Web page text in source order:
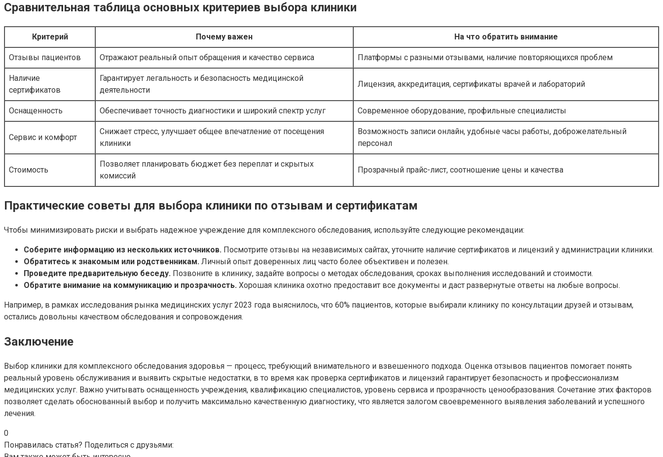
Сравнительная таблица основных критериев выбора клиники
Критерий Почему важен На что обратить внимание
Отзывы пациентов Отражают реальный опыт обращения и качество сервиса Платформы с разными отзывами, наличие повторяющихся проблем
Наличие
сертификатов
Гарантирует легальность и безопасность медицинской
деятельности
Лицензия, аккредитация, сертификаты врачей и лабораторий
Оснащенность Обеспечивает точность диагностики и широкий спектр услуг Современное оборудование, профильные специалисты
Сервис и комфорт
Снижает стресс, улучшает общее впечатление от посещения
клиники
Возможность записи онлайн, удобные часы работы, доброжелательный
персонал
Стоимость
Позволяет планировать бюджет без переплат и скрытых
комиссий
Прозрачный прайс-лист, соотношение цены и качества
Практические советы для выбора клиники по отзывам и сертификатам
Чтобы минимизировать риски и выбрать надежное учреждение для комплексного обследования, используйте следующие рекомендации:
Соберите информацию из нескольких источников. Посмотрите отзывы на независимых сайтах, уточните наличие сертификатов и лицензий у администрации клиники.
Обратитесь к знакомым или родственникам. Личный опыт доверенных лиц часто более объективен и полезен.
Проведите предварительную беседу. Позвоните в клинику, задайте вопросы о методах обследования, сроках выполнения исследований и стоимости.
Обратите внимание на коммуникацию и прозрачность. Хорошая клиника охотно предоставит все документы и даст развернутые ответы на любые вопросы.
Например, в рамках исследования рынка медицинских услуг 2023 года выяснилось, что 60% пациентов, которые выбирали клинику по консультации друзей и отзывам,
остались довольны качеством обследования и сопровождения.
Заключение
Выбор клиники для комплексного обследования здоровья — процесс, требующий внимательного и взвешенного подхода. Оценка отзывов пациентов помогает понять
реальный уровень обслуживания и выявить скрытые недостатки, в то время как проверка сертификатов и лицензий гарантирует безопасность и профессионализм
медицинских услуг. Важно учитывать оснащенность учреждения, квалификацию специалистов, уровень сервиса и прозрачность ценообразования. Сочетание этих факторов
позволяет сделать обоснованный выбор и получить максимально качественную диагностику, что является залогом своевременного выявления заболеваний и успешного
лечения.
0
Понравилась статья? Поделиться с друзьями: